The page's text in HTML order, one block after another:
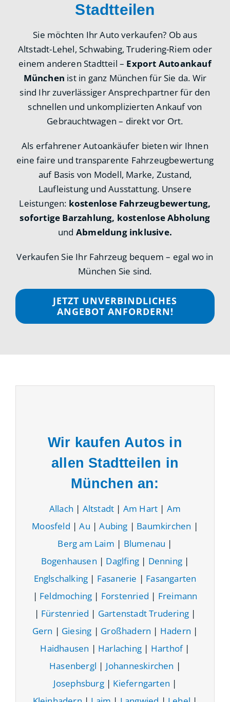
Stadtteilen
Sie möchten Ihr Auto verkaufen? Ob aus
Altstadt-Lehel, Schwabing, Trudering-Riem oder
einem anderen Stadtteil – Export Autoankauf
München ist in ganz München für Sie da. Wir
sind Ihr zuverlässiger Ansprechpartner für den
schnellen und unkomplizierten Ankauf von
Gebrauchtwagen – direkt vor Ort.
Als erfahrener Autoankäufer bieten wir Ihnen
eine faire und transparente Fahrzeugbewertung
auf Basis von Modell, Marke, Zustand,
Laufleistung und Ausstattung. Unsere
Leistungen: kostenlose Fahrzeugbewertung,
sofortige Barzahlung, kostenlose Abholung
und Abmeldung inklusive.
Verkaufen Sie Ihr Fahrzeug bequem – egal wo in
München Sie sind.
JETZT UNVERBINDLICHES
ANGEBOT ANFORDERN!
Wir kaufen Autos in
allen Stadtteilen in
München an:
Allach | Altstadt | Am Hart | Am
Moosfeld |Au |Aubing | Baumkirchen |
Berg am Laim | Blumenau |
Bogenhausen | Daglfing | Denning |
Englschalking | Fasanerie | Fasangarten
| Feldmoching | Forstenried | Freimann
| Fürstenried | Gartenstadt Trudering |
Gern | Giesing | Großhadern | Hadern |
Haidhausen | Harlaching | Harthof|
Hasenbergl | Johanneskirchen |
Josephsburg| Kieferngarten |